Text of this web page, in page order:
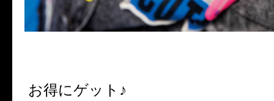
お得にゲット♪